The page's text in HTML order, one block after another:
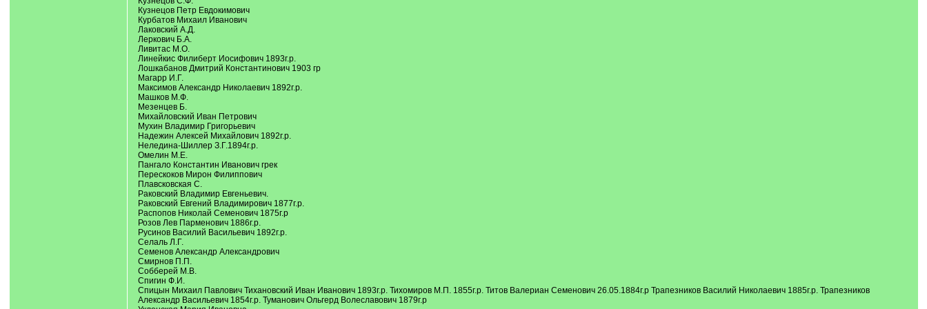
Кузнецов Петр Евдокимович
Курбатов Михаил Иванович
Лаковский А.Д.
Леркович Б.А.
Ливитас М.О.
Линейкис Филиберт Иосифович 1893г.р.
Лошкабанов Дмитрий Константинович 1903 гр
Магарр И.Г.
Максимов Александр Николаевич 1892г.р.
Машков М.Ф.
Мезенцев Б.
Михайловский Иван Петрович
Мухин Владимир Григорьевич
Надежин Алексей Михайлович 1892г.р.
Неледина-Шиллер З.Г.1894г.р.
Омелин М.Е.
Пангало Константин Иванович грек
Перескоков Мирон Филиппович
Плавсковская С.
Раковский Владимир Евгеньевич.
Раковский Евгений Владимирович 1877г.р.
Распопов Николай Семенович 1875г.р
Розов Лев Парменович 1886г.р.
Русинов Василий Васильевич 1892г.р.
Селаль Л.Г.
Семенов Александр Александрович
Смирнов П.П.
Собберей М.В.
Спигин Ф.И.
Спицын Михаил Павлович Тихановский Иван Иванович 1893г.р. Тихомиров М.П. 1855г.р. Титов Валериан Семенович 26.05.1884г.р Трапезников Василий Николаевич 1885г.р. Трапезников
Александр Васильевич 1854г.р. Туманович Ольгерд Волеславович 1879г.р